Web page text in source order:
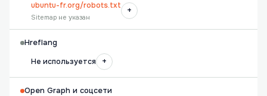
ubuntu-fr.org/robots.txt
Sitemap не указан
+
Hreflang
Не используется
+
Open Graph и соцсети